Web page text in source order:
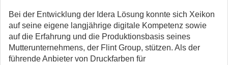
Bei der Entwicklung der Idera Lösung konnte sich Xeikon
auf seine eigene langjährige digitale Kompetenz sowie
auf die Erfahrung und die Produktionsbasis seines
Mutterunternehmens, der Flint Group, stützen. Als der
führende Anbieter von Druckfarben für